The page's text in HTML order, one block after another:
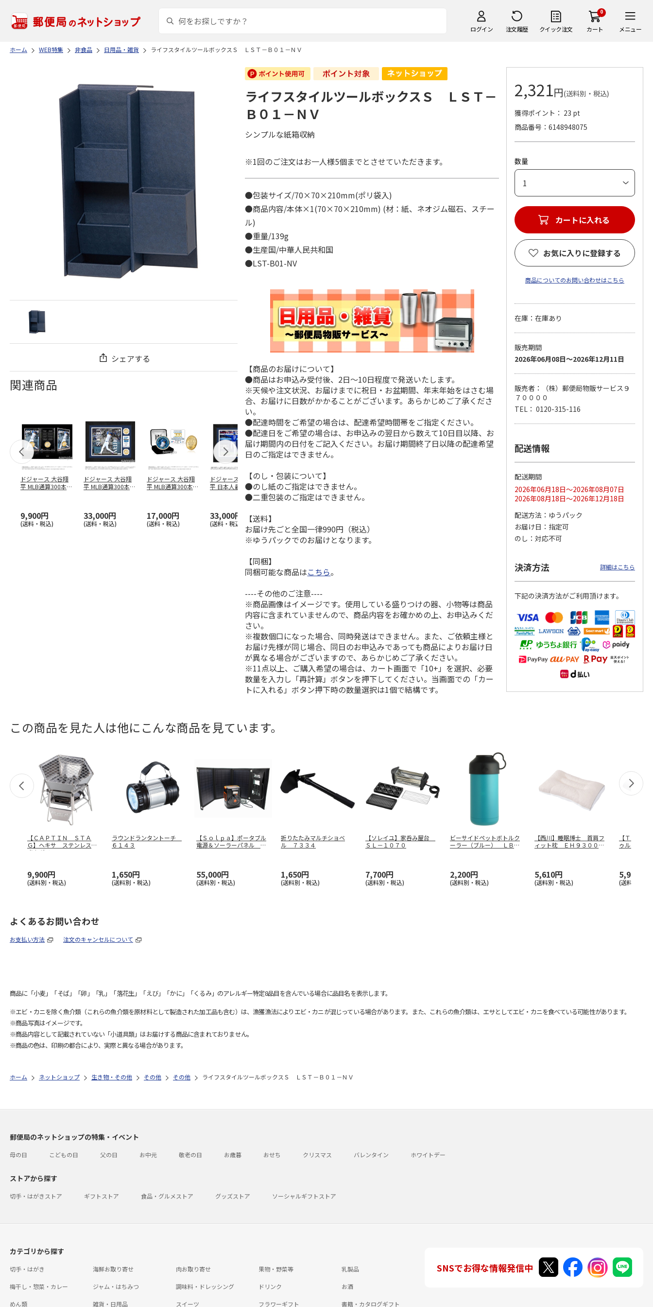
ログイン 注文履歴 クイック注文
0
カート メニュー
ホーム WEB特集 非食品 日用品・雑貨 ライフスタイルツールボックスＳ ＬＳＴ－Ｂ０１－ＮＶ
シェアする
関連商品
ドジャース 大谷翔
平 MLB通算300本塁
9,900円
(送料・税込)
ドジャース 大谷翔
平 MLB通算300本塁
33,000円
(送料・税込)
ドジャース 大谷翔
平 MLB通算300本塁
17,000円
(送料・税込)
ドジャース 大谷翔
平 日本人最多53試
合連続出塁記念 ダ
33,000円
(送料・税込)
MLB ドジャース 大
谷翔平 2026 NL 3・
4月投手…
平 日本人最多53試
合連続出塁記念 コ
イ…
ドジャース 大谷翔
平 日本人最多53試
合連続出塁記念 シ
ル…
17,000円
(送料・税込)
谷翔平 2026 NL 3・
4月投手…
ライフスタイルツールボックスＳ ＬＳＴ－
Ｂ０１－ＮＶ
シンプルな紙箱収納
※1回のご注文はお一人様5個までとさせていただきます。
●包装サイズ/70×70×210mm(ポリ袋入)
●商品内容/本体×1(70×70×210mm) (材：紙、ネオジム磁石、スチー
ル)
●重量/139g
●生産国/中華人民共和国
●LST-B01-NV
【商品のお届けについて】
●商品はお申込み受付後、2日～10日程度で発送いたします。
※天候や注文状況、お届けまでに祝日・お盆期間、年末年始をはさむ場
合、お届けに日数がかかることがございます。あらかじめご了承くださ
い。
●配達時間をご希望の場合は、配達希望時間帯をご指定ください。
●配達日をご希望の場合は、お申込みの翌日から数えて10日目以降、お
届け期間内の日付をご記入ください。お届け期間終了日以降の配達希望
日のご指定はできません。
【のし・包装について】
●のし紙のご指定はできません。
●二重包装のご指定はできません。
【送料】
お届け先ごと全国一律990円（税込）
※ゆうパックでのお届けとなります。
【同梱】
同梱可能な商品はこちら。
----その他のご注意----
※商品画像はイメージです。使用している盛りつけの器、小物等は商品
内容に含まれていませんので、商品内容をお確かめの上、お申込みくだ
さい。
※複数個口になった場合、同時発送はできません。また、ご依頼主様と
お届け先様が同じ場合、同日のお申込みであっても商品によりお届け日
が異なる場合がございますので、あらかじめご了承ください。
※11点以上、ご購入希望の場合は、カート画面で「10+」を選択、必要
数量を入力し「再計算」ボタンを押下してください。当画面での「カー
トに入れる」ボタン押下時の数量選択は1個で結構です。
2,321円(送料別・税込)
獲得ポイント： 23 pt
商品番号
6148948075
数量
カートに入れる
お気に入りに登録する
商品についてのお問い合わせはこちら
在庫：在庫あり
販売期間
2026年06月08日～2026年12月11日
販売者：（株）郵便局物販サービス９
７００００
TEL： 0120-315-116
配送情報
配送期間
2026年06月18日～2026年08月07日
2026年08月18日～2026年12月18日
配送方法
ゆうパック
お届け日
指定可
のし
対応不可
決済方法 詳細はこちら
下記の決済方法がご利用頂けます。
この商品を見た人は他にこんな商品を見ています。
【ＣＡＰＴＩＮ ＳＴＡ
Ｇ】ヘキサ ステンレス
卓上グリル
9,900円
(送料別・税込)
ラウンドランタントーチ
６１４３
1,650円
(送料別・税込)
【Ｓｏｌｐａ】ポータブル
電源＆ソーラーパネル Ｅ
55,000円
(送料別・税込)
折りたたみマルチショベ
ル ７３３４
1,650円
(送料別・税込)
【ソレイユ】家呑み屋台
ＳＬ－１０７０
7,700円
(送料別・税込)
ビーサイドペットボトルク
ーラー（ブルー） ＬＢ－
2,200円
(送料別・税込)
【西川】睡眠博士 首肩フ
ィット枕 ＥＨ９３００９
5,610円
(送料別・税込)
【Ｔｏｂｅ
ゥルームー
5,981円
(送料別・税
よくあるお問い合わせ
お支払い方法 注文のキャンセルについて
商品に「小麦」「そば」「卵」「乳」「落花生」「えび」「かに」「くるみ」のアレルギー特定8品目を含んでいる場合に品目名を表示します。
※エビ・カニを除く魚介類（これらの魚介類を原材料として製造された加工品も含む）は、漁獲漁法によりエビ・カニが混じっている場合があります。また、これらの魚介類は、エサとしてエビ・カニを食べている可能性があります。
※商品写真はイメージです。
※商品内容として記載されていない「小道具類」はお届けする商品に含まれておりません。
※商品の色は、印刷の都合により、実際と異なる場合があります。
ホーム ネットショップ 生き物・その他 その他 その他 ライフスタイルツールボックスＳ ＬＳＴ－Ｂ０１－ＮＶ
郵便局のネットショップの特集・イベント
母の日 こどもの日 父の日 お中元 敬老の日 お歳暮 おせち クリスマス バレンタイン ホワイトデー
ストアから探す
切手・はがきストア ギフトストア 食品・グルメストア グッズストア ソーシャルギフトストア
カテゴリから探す
切手・はがき 海鮮お取り寄せ 肉お取り寄せ 果物・野菜等 乳製品
梅干し・惣菜・カレー ジャム・はちみつ 調味料・ドレッシング ドリンク お酒
めん類 雑貨・日用品 スイーツ フラワーギフト 書籍・カタログギフト
SNSでお得な情報発信中